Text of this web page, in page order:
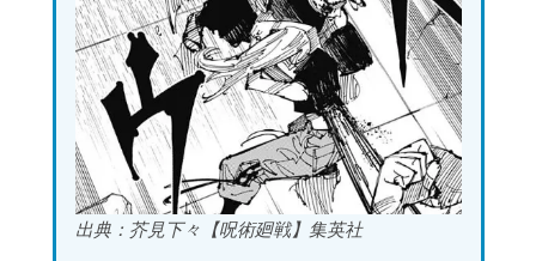
出典：芥見下々【呪術廻戦】集英社